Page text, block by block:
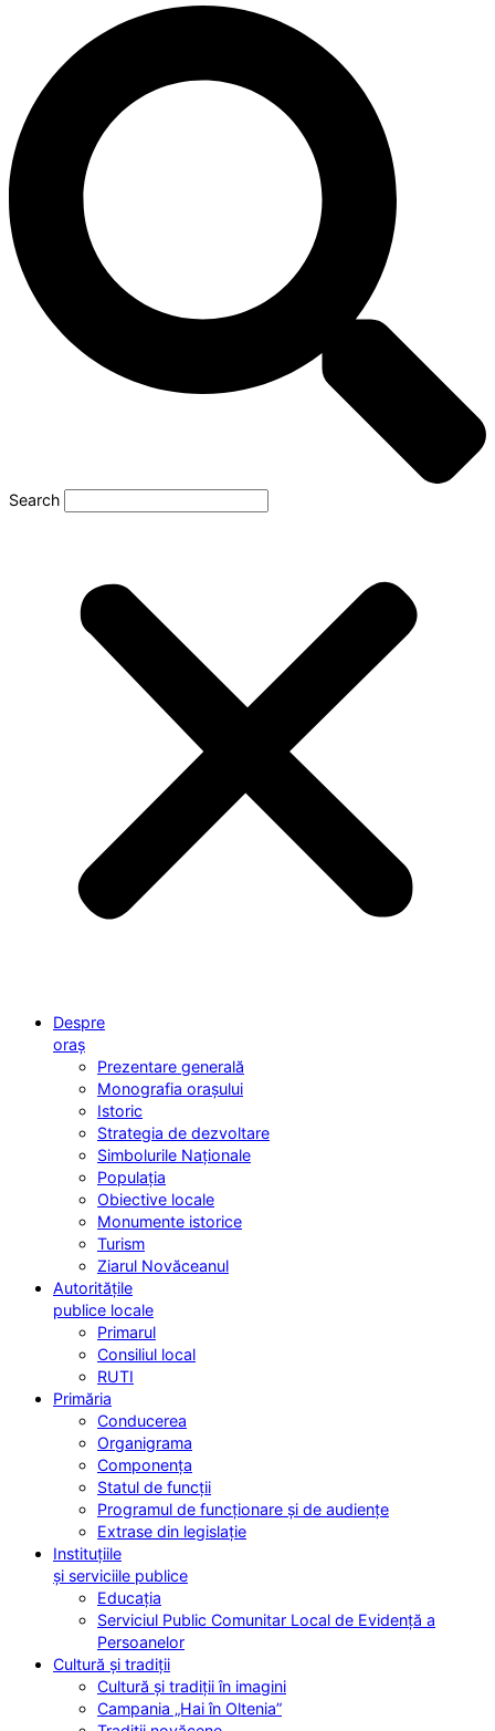
Search
Despre
oraș
Prezentare generală
Monografia orașului
Istoric
Strategia de dezvoltare
Simbolurile Naționale
Populația
Obiective locale
Monumente istorice
Turism
Ziarul Novăceanul
Autoritățile
publice locale
Primarul
Consiliul local
RUTI
Primăria
Conducerea
Organigrama
Componența
Statul de funcții
Programul de funcționare și de audiențe
Extrase din legislație
Instituțiile
și serviciile publice
Educația
Serviciul Public Comunitar Local de Evidență a
Persoanelor
Cultură și tradiții
Cultură și tradiții în imagini
Campania „Hai în Oltenia”